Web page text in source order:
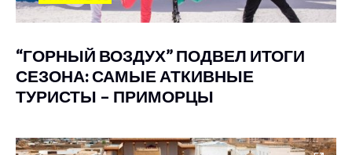
“ГОРНЫЙ ВОЗДУХ” ПОДВЕЛ ИТОГИ
СЕЗОНА: САМЫЕ АТКИВНЫЕ
ТУРИСТЫ – ПРИМОРЦЫ